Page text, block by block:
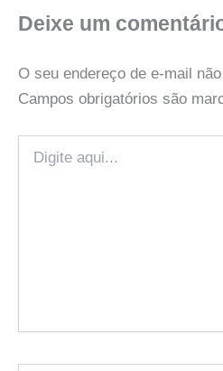
Deixe um
O seu endereço de e-mail
Campos obrigatórios são
aqui...